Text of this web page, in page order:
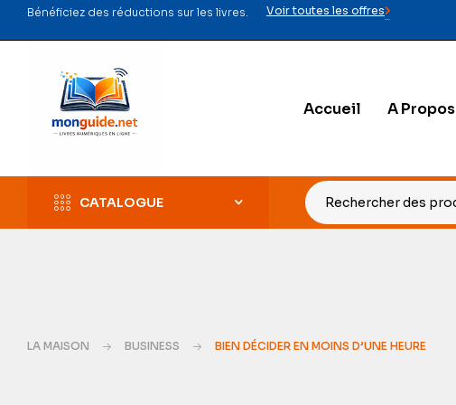
Bénéficiez des réductions sur les livres. Voir toutes les offres
Accueil A Propos
CATALOGUE
LA MAISON BUSINESS BIEN DÉCIDER EN MOINS D’UNE HEURE